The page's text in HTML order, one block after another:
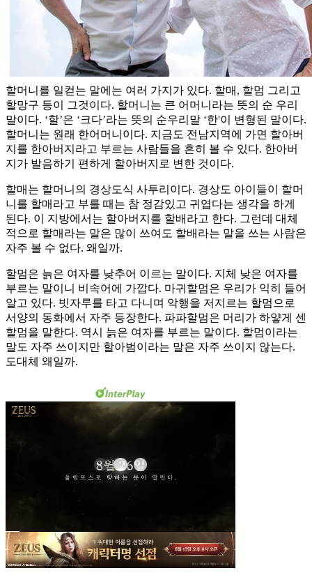
할머니를 일컫는 말에는 여러 가지가 있다. 할매, 할멈 그리고
할망구 등이 그것이다. 할머니는 큰 어머니라는 뜻의 순 우리
말이다. ‘할’은 ‘크다’라는 뜻의 순우리말 ‘한'이 변형된 말이다.
할머니는 원래 한어머니이다. 지금도 전남지역에 가면 할아버
지를 한아버지라고 부르는 사람들을 흔히 볼 수 있다. 한아버
지가 발음하기 편하게 할아버지로 변한 것이다.
할매는 할머니의 경상도식 사투리이다. 경상도 아이들이 할머
니를 할매라고 부를 때는 참 정감있고 귀엽다는 생각을 하게
된다. 이 지방에서는 할아버지를 할배라고 한다. 그런데 대체
적으로 할매라는 말은 많이 쓰여도 할배라는 말을 쓰는 사람은
자주 볼 수 없다. 왜일까.
할멈은 늙은 여자를 낮추어 이르는 말이다. 지체 낮은 여자를
부르는 말이니 비속어에 가깝다. 마귀할멈은 우리가 익히 들어
알고 있다. 빗자루를 타고 다니며 악행을 저지르는 할멈으로
서양의 동화에서 자주 등장한다. 파파할멈은 머리가 하얗게 센
할멈을 말한다. 역시 늙은 여자를 부르는 말이다. 할멈이라는
말도 자주 쓰이지만 할아범이라는 말은 자주 쓰이지 않는다.
도대체 왜일까.